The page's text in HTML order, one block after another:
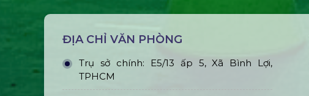
ĐỊA CHỈ VĂN PHÒNG
Trụ sở chính: E5/13 ấp 5, Xã Bình Lợi,
TPHCM